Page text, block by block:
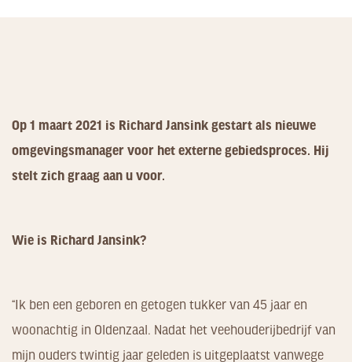
Op 1 maart 2021 is Richard Jansink gestart als nieuwe
omgevingsmanager voor het externe gebiedsproces. Hij
stelt zich graag aan u voor.
Wie is Richard Jansink?
“Ik ben een geboren en getogen tukker van 45 jaar en
woonachtig in Oldenzaal. Nadat het veehouderijbedrijf van
mijn ouders twintig jaar geleden is uitgeplaatst vanwege